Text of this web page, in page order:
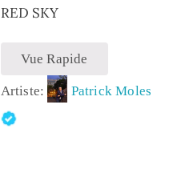
RED SKY
Vue Rapide
Artiste: Patrick Moles